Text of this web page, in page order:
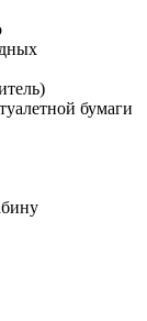
бумаги